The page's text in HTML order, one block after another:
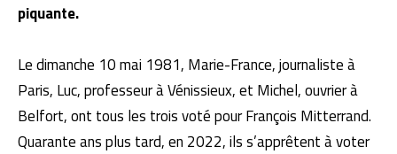
piquante.
Le dimanche 10 mai 1981, Marie-France, journaliste à
Paris, Luc, professeur à Vénissieux, et Michel, ouvrier à
Belfort, ont tous les trois voté pour François Mitterrand.
Quarante ans plus tard, en 2022, ils s’apprêtent à voter